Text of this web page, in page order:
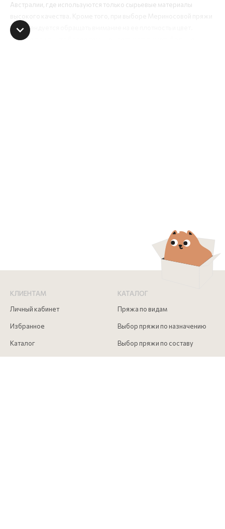
Австралии, где используются только сырьевые материалы
высокого качества. Кроме того, при выборе Мериносовой пряжи
рекомендуется обращать внимание на ее плотность и цвет.
Имейте в виду, что более темные цвета могут иметь больше
обращать внимание на ее качество и соответствие цвета, а также
следовать правилам ухода, чтобы сохранить изделия в отличном
КЛИЕНТАМ
Личный кабинет
Избранное
Каталог
КАТАЛОГ
Пряжа по видам
Выбор пряжи по назначению
Выбор пряжи по составу